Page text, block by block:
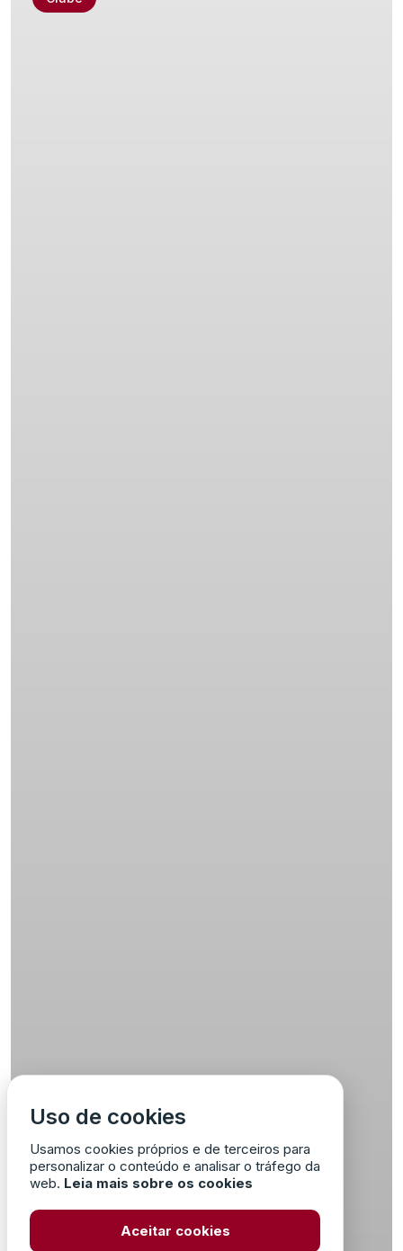
Uso de cookies
Usamos cookies próprios e de terceiros para
personalizar o conteúdo e analisar o tráfego da
web. Leia mais sobre os cookies
Aceitar cookies